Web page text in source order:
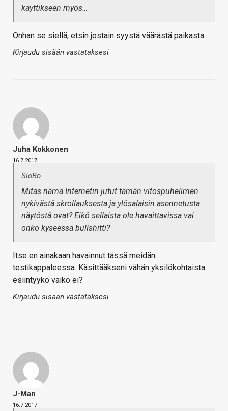
käyttikseen myös…
Onhan se siellä, etsin jostain syystä väärästä paikasta.
Kirjaudu sisään vastataksesi
Juha Kokkonen
16.7.2017
SloBo
Mitäs nämä Internetin jutut tämän vitospuhelimen
nykivästä skrollauksesta ja ylösalaisin asennetusta
näytöstä ovat? Eikö sellaista ole havaittavissa vai
onko kyseessä bullshitti?
Itse en ainakaan havainnut tässä meidän
testikappaleessa. Käsittääkseni vähän yksilökohtaista
esiintyykö vaiko ei?
Kirjaudu sisään vastataksesi
J-Man
16.7.2017